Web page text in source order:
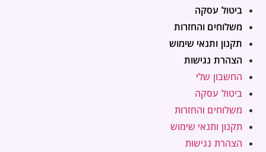
ביטול עסקה
משלוחים והחזרות
תקנון ותנאי שימוש
הצהרת נגישות
החשבון שלי
ביטול עסקה
משלוחים והחזרות
תקנון ותנאי שימוש
הצהרת נגישות